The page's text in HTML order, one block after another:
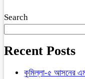
Search
Recent Posts
কুমিল্লা-৫ আসনের